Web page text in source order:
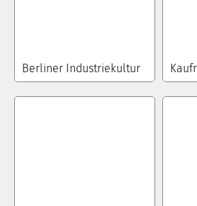
Berliner Industriekultur